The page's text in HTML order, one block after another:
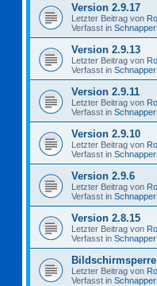
Version 2.9.17
Letzter Beitrag von
Verfasst in
Version 2.9.13
Letzter Beitrag von
Verfasst in
Version 2.9.11
Letzter Beitrag von
Verfasst in
Version 2.9.10
Letzter Beitrag von
Verfasst in
Version 2.9.6
Letzter Beitrag von
Verfasst in
Version 2.8.15
Letzter Beitrag von
Verfasst in
Letzter Beitrag von
Verfasst in